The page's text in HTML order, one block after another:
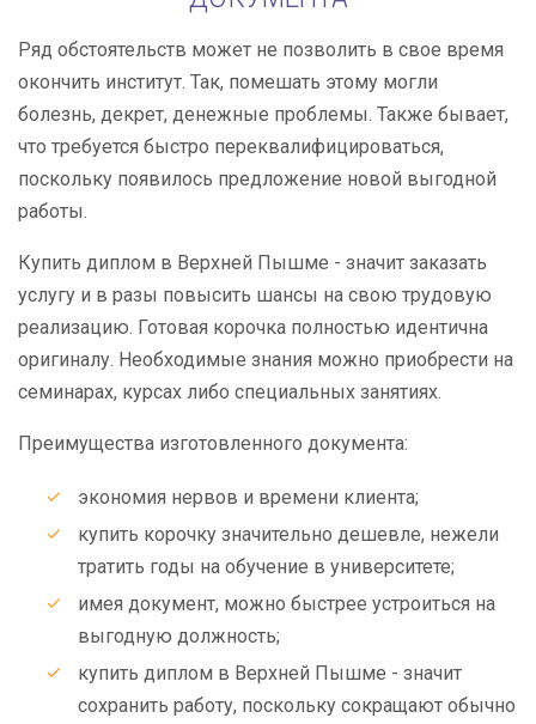
Ряд обстоятельств может не позволить в свое время
окончить институт. Так, помешать этому могли
болезнь, декрет, денежные проблемы. Также бывает,
что требуется быстро переквалифицироваться,
поскольку появилось предложение новой выгодной
работы.
Купить диплом в Верхней Пышме - значит заказать
услугу и в разы повысить шансы на свою трудовую
реализацию. Готовая корочка полностью идентична
оригиналу. Необходимые знания можно приобрести на
семинарах, курсах либо специальных занятиях.
Преимущества изготовленного документа:
экономия нервов и времени клиента;
купить корочку значительно дешевле, нежели
тратить годы на обучение в университете;
имея документ, можно быстрее устроиться на
выгодную должность;
купить диплом в Верхней Пышме - значит
сохранить работу, поскольку сокращают обычно